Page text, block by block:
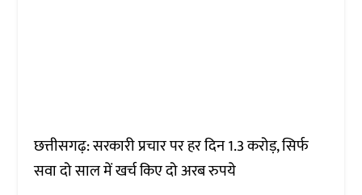
छत्तीसगढ़: सरकारी प्रचार पर हर दिन 1.3 करोड़, सिर्फ
सवा दो साल में खर्च किए दो अरब रुपये